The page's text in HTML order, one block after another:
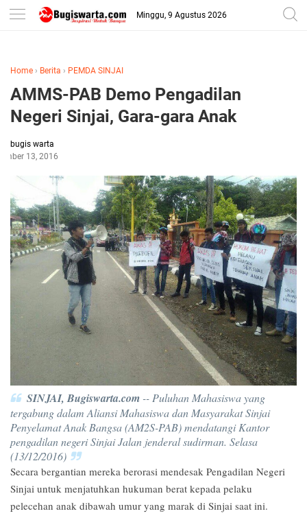
-->
Minggu, 9 Agustus 2026
Home › Berita › PEMDA SINJAI
AMMS-PAB Demo Pengadilan
Negeri Sinjai, Gara-gara Anak
bugis warta
13, 2016
SINJAI, Bugiswarta.com -- ‎Puluhan Mahasiswa yang
tergabung dalam Aliansi Mahasiswa dan Masyarakat Sinjai
Penyelamat Anak Bangsa (AM2S-PAB) mendatangi Kantor
pengadilan negeri Sinjai Jalan jenderal sudirman. Selasa
(13/12/2016)‎
Secara bergantian mereka berorasi mendesak Pengadilan Negeri
Sinjai untuk menjatuhkan hukuman berat kepada pelaku
pelecehan anak dibawah umur yang marak di Sinjai saat ini.